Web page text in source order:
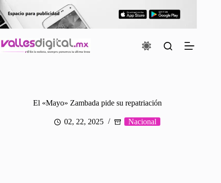
al
contenido
El «Mayo» Zambada pide su repatriación
02, 22, 2025 Nacional